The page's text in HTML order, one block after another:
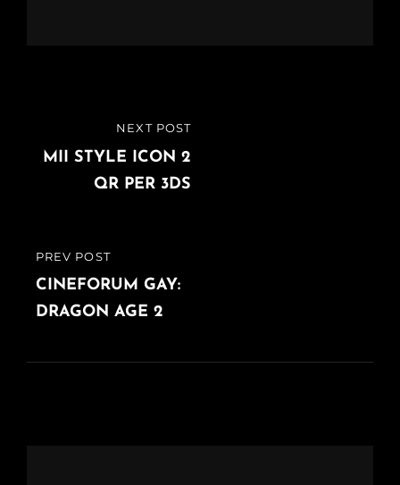
Navigazione
articoli
PREVIOUS
POST
PREV POST
CINEFORUM GAY:
DRAGON AGE 2
POST
NEXT POST
MII STYLE ICON 2
QR PER 3DS